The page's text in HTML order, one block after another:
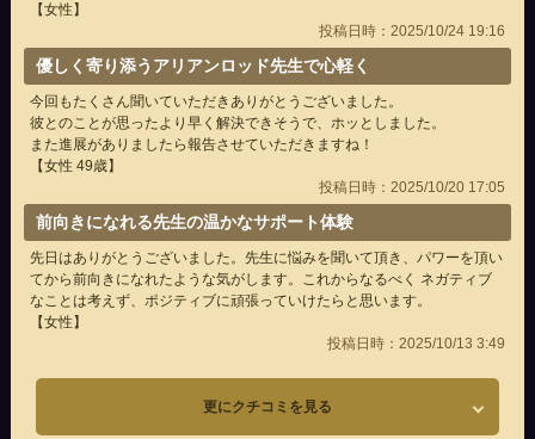
【女性】
投稿日時：2025/10/24 19:16
優しく寄り添うアリアンロッド先生で心軽く
今回もたくさん聞いていただきありがとうございました。
彼とのことが思ったより早く解決できそうで、ホッとしました。
また進展がありましたら報告させていただきますね！
【女性 49歳】
投稿日時：2025/10/20 17:05
前向きになれる先生の温かなサポート体験
先日はありがとうございました。先生に悩みを聞いて頂き、パワーを頂い
てから前向きになれたような気がします。これからなるべく ネガティブ
なことは考えず、ポジティブに頑張っていけたらと思います。
【女性】
投稿日時：2025/10/13 3:49
更にクチコミを見る